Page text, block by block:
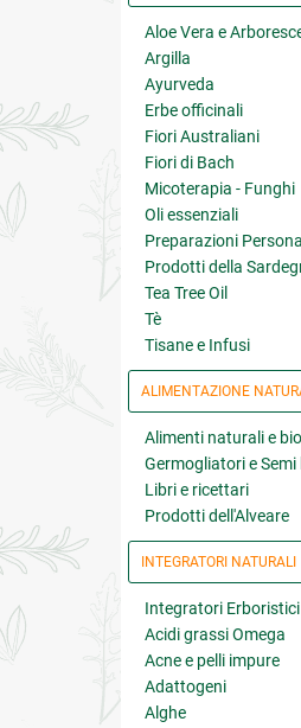
Aloe Vera e
Argilla
Ayurveda
Erbe officinali
Fiori Australiani
Fiori di Bach
Micoterapia - Funghi
Oli essenziali
Preparazioni
Prodotti della
Tea Tree Oil
Tè
Tisane e Infusi
ALIMENTAZIONE
Alimenti naturali e
Germogliatori e Semi
Libri e ricettari
Prodotti dell'Alveare
INTEGRATORI NATURALI
Integratori
Acidi grassi Omega
Acne e pelli impure
Adattogeni
Alghe